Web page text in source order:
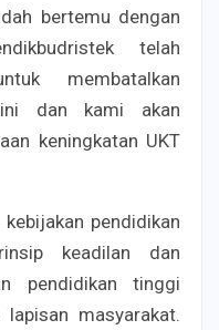
bertemu dengan
telah
membatalkan
dan kami akan
keningkatan UKT
pendidikan
keadilan dan
pendidikan tinggi
masyarakat.